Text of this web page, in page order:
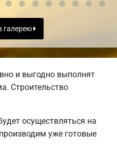
галерею
и выгодно выполнят
Строительство
осуществляться на
уже готовые